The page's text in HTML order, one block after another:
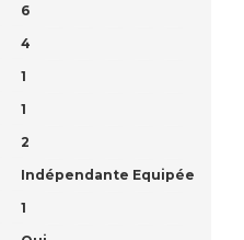
6
4
1
1
2
Indépendante Equipée
1